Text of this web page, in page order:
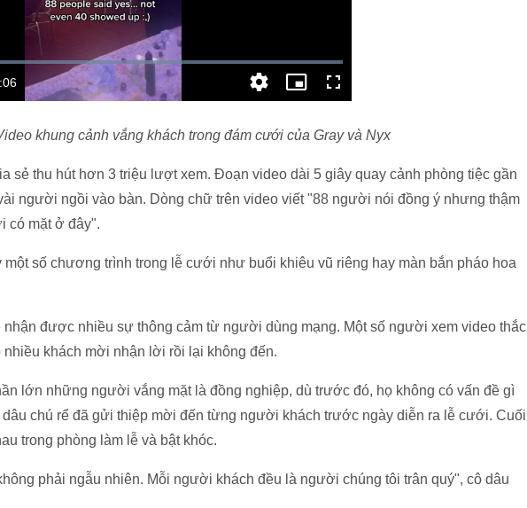
khung cảnh vắng khách trong đám cưới của Gray và Nyx
sẻ thu hút hơn 3 triệu lượt xem. Đoạn video dài 5 giây quay cảnh phòng tiệc gần
người ngồi vào bàn. Dòng chữ trên video viết "88 người nói đồng ý nhưng thậm
có mặt ở đây".
một số chương trình trong lễ cưới như buổi khiêu vũ riêng hay màn bắn pháo hoa
nhận được nhiều sự thông cảm từ người dùng mạng. Một số người xem video thắc
nhiều khách mời nhận lời rồi lại không đến.
lớn những người vắng mặt là đồng nghiệp, dù trước đó, họ không có vấn đề gì
chú rể đã gửi thiệp mời đến từng người khách trước ngày diễn ra lễ cưới. Cuối
trong phòng làm lễ và bật khóc.
phải ngẫu nhiên. Mỗi người khách đều là người chúng tôi trân quý", cô dâu